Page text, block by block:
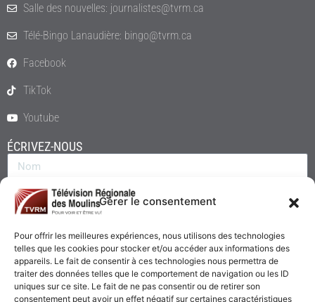
Gérer le consentement
Pour offrir les meilleures expériences, nous utilisons des technologies
telles que les cookies pour stocker et/ou accéder aux informations des
appareils. Le fait de consentir à ces technologies nous permettra de
traiter des données telles que le comportement de navigation ou les ID
uniques sur ce site. Le fait de ne pas consentir ou de retirer son
consentement peut avoir un effet négatif sur certaines caractéristiques
Salle des nouvelles: journalistes@tvrm.ca
Télé-Bingo Lanaudière: bingo@tvrm.ca
Facebook
TikTok
Youtube
ÉCRIVEZ-NOUS